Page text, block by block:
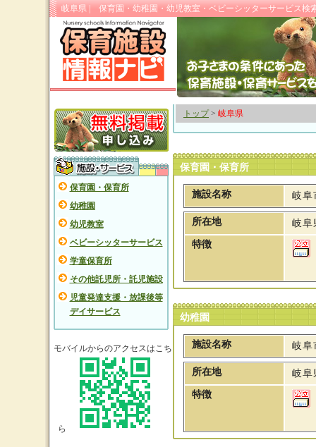
岐阜県 | 保育園・幼稚園・幼児教室・ベビーシッターサービス検
保育園・保育所
幼稚園
幼児教室
ベビーシッターサービス
学童保育所
その他託児所・託児施設
児童発達支援・放課後等
デイサービス
モバイルからのアクセスはこち
ら
トップ> 岐阜県
保育園・保育所
施設名称 岐
所在地
岐阜
特徴
幼稚園
施設名称 岐
所在地
岐阜
特徴